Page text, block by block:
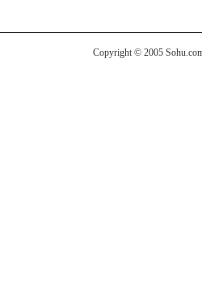
Copyright © 2005